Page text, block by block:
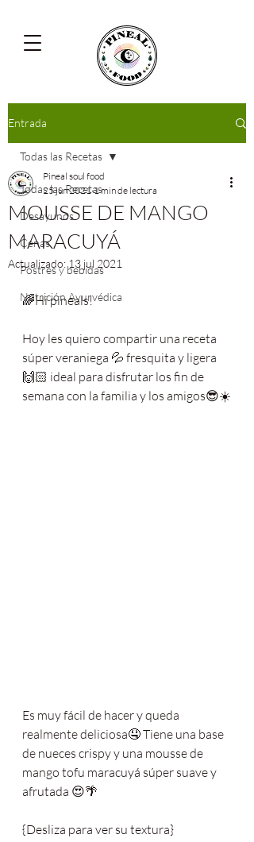
Entrada
Todas las Recetas
Desayunos
Cenas
Postres y bebidas
Nutrición Ayurvédica
Todas las Recetas
MOUSSE DE MANGO
MARACUYÁ
Pineal soul food
25 jun 2021 1 min de lectura
Actualizado:13 jul 2021
🌈Hi pineals!
Hoy les quiero compartir una receta
súper veraniega 💦 fresquita y ligera
🙌🏻 ideal para disfrutar los fin de
semana con la familia y los amigos😎☀️
Es muy fácil de hacer y queda
realmente deliciosa🤤 Tiene una base
de nueces crispy y una mousse de
mango tofu maracuyá súper suave y
afrutada 😍🌴
{Desliza para ver su textura}